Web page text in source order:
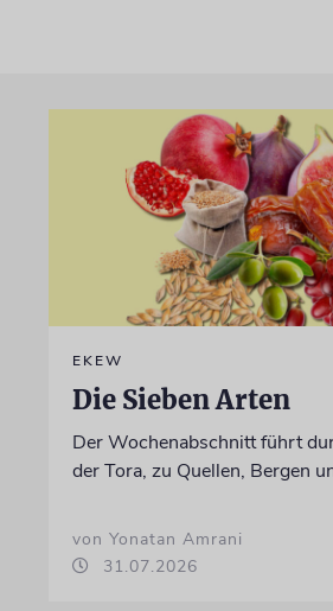
EKEW
Die Sieben Arten
Der Wochenabschnitt führt
der Tora, zu Quellen, Bergen
von Yonatan Amrani
31.07.2026